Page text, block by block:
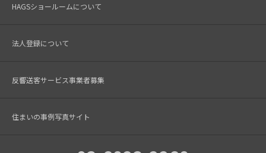
HAGSショールームについて
法人登録について
反響送客サービス事業者募集
住まいの事例写真サイト